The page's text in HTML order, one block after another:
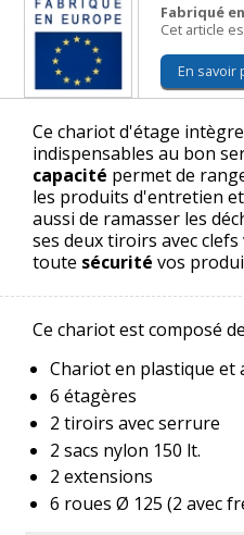
Fabriqué
Cet article
En savoir
Ce chariot d'étage
indispensables au bon
capacité permet de
les produits d'entretien
aussi de ramasser les
ses deux tiroirs avec
toute sécurité vos
Ce chariot est composé
Chariot en plastique et
6 étagères
2 tiroirs avec serrure
2 sacs nylon 150 lt.
2 extensions
6 roues Ø 125 (2 avec